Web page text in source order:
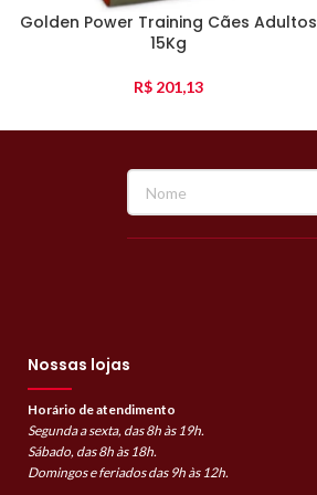
Golden Power Training Cães Adultos
15Kg
R$ 201,13
Nossas lojas
Horário de atendimento
Segunda a sexta, das 8h às 19h.
Sábado, das 8h às 18h.
Domingos e feriados das 9h às 12h.